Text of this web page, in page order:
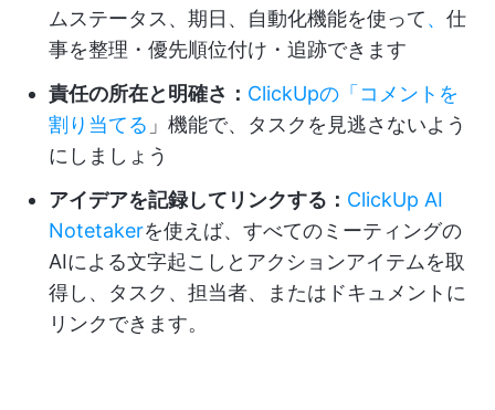
ムステータス、期日、自動化機能を使って、 仕
事を整理・優先順位付け・追跡できます
責任の所在と明確さ： ClickUpの「コメントを
割り当てる 」機能で、タスクを見逃さないよう
にしましょう
アイデアを記録してリンクする： ClickUp AI
Notetakerを使えば、すべてのミーティングの
AIによる文字起こしとアクションアイテムを取
得し、タスク、担当者、またはドキュメントに
リンクできます。